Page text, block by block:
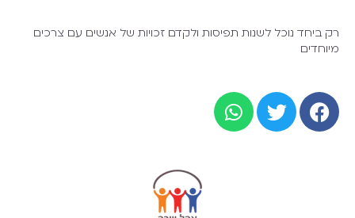
רק ביחד נוכל לשנות תפיסות ולקדם זכויות של אנשים עם צרכים
מיוחדים